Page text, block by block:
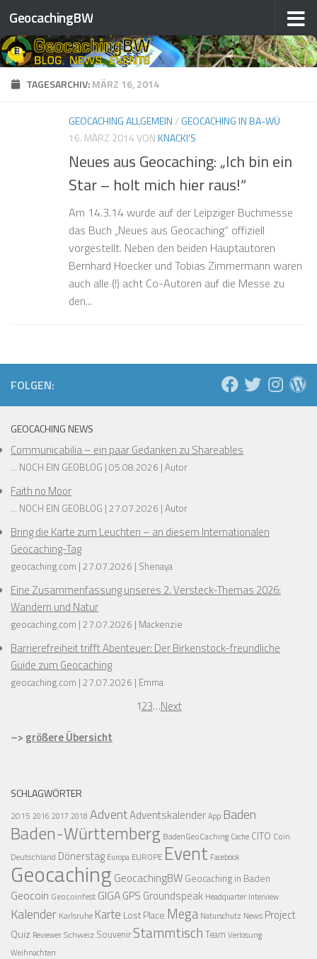
Zum Inhalt springen
GeocachingBW
TAGESARCHIV:MÄRZ 16, 2014
GEOCACHING ALLGEMEIN/ GEOCACHING IN BA-WÜ
16. MÄRZ 2014VONKNACKI'S
Neues aus Geocaching: „Ich bin ein
Star – holt mich hier raus!“
Am 14.3.14 wurde auf der Leipziger Buchmesse
das Buch „Neues aus Geocaching“ offiziell
vorgestellt. Neben den beiden Hauptautoren
Bernhard Hoecker und Tobias Zimmermann waren
auch alle (!) acht Co-Autoren auf die Messe zu
den...
FOLGEN:
GEOCACHING NEWS
Communicabilia – ein paar Gedanken zu Shareables
... NOCH EIN GEOBLOG 05.08.2026 Autor
Faith no Moor
... NOCH EIN GEOBLOG 27.07.2026 Autor
Bring die Karte zum Leuchten – an diesem Internationalen
Geocaching-Tag
geocaching.com 27.07.2026 Shenaya
Eine Zusammenfassung unseres 2. Versteck-Themas 2026:
Wandern und Natur
geocaching.com 27.07.2026 Mackenzie
Barrierefreiheit trifft Abenteuer: Der Birkenstock-freundliche
Guide zum Geocaching
geocaching.com 27.07.2026 Emma
123…Next
–> größere Übersicht
SCHLAGWÖRTER
2015 2016 2017 2018 AdventAdventskalenderApp Baden
Baden-Württemberg BadenGeoCaching Cache CITO Coin
Deutschland Dönerstag Europa EUROPE Event Facebook
Geocaching GeocachingBW Geocaching in Baden
Geocoin Geocoinfest GIGAGPS Groundspeak Headquarter Interview
Kalender Karlsruhe Karte Lost Place Mega Naturschutz News Project
Quiz ReviewerSchweiz Souvenir Stammtisch Team Verlosung
Weihnachten